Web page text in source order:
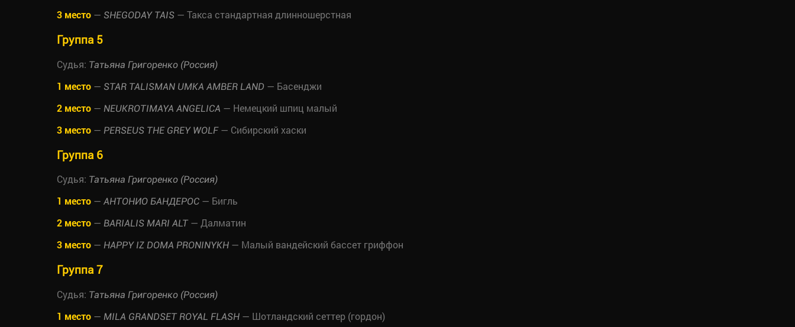
3 место — SHEGODAY TAIS — Такса стандартная длинношерстная
Группа 5
Судья: Татьяна Григоренко (Россия)
1 место — STAR TALISMAN UMKA AMBER LAND — Басенджи
2 место — NEUKROTIMAYA ANGELICA — Немецкий шпиц малый
3 место — PERSEUS THE GREY WOLF— Сибирский хаски
Группа 6
Судья: Татьяна Григоренко (Россия)
1 место — АНТОНИО БАНДЕРОС — Бигль
2 место — BARIALIS MARI ALT— Далматин
3 место — HAPPY IZ DOMA PRONINYKH — Малый вандейский бассет гриффон
Группа 7
Судья: Татьяна Григоренко (Россия)
1 место — MILA GRANDSET ROYAL FLASH — Шотландский сеттер (гордон)